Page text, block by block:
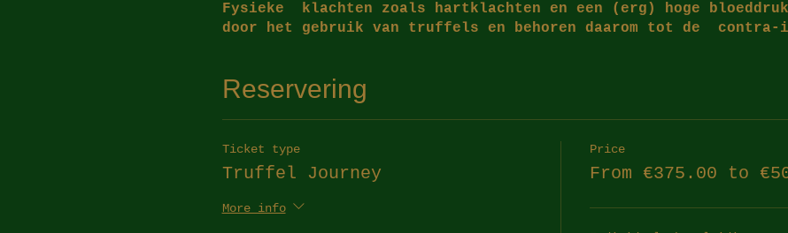
Fysieke klachten zoals hartklachten en een (erg) hoge
door het gebruik van truffels en behoren daarom tot de contra-
Reservering
Ticket type
Truffel Journey
More info
Price
From €375.00 to